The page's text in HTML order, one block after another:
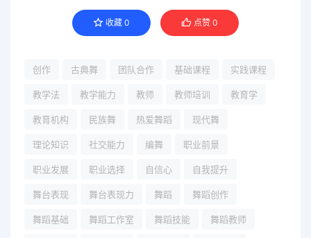
收藏 0 点赞 0
创作 古典舞 团队合作 基础课程 实践课程
教学法 教学能力 教师 教师培训 教育学
教育机构 民族舞 热爱舞蹈 现代舞
理论知识 社交能力 编舞 职业前景
职业发展 职业选择 自信心 自我提升
舞台表现 舞台表现力 舞蹈 舞蹈创作
舞蹈基础 舞蹈工作室 舞蹈技能 舞蹈教师